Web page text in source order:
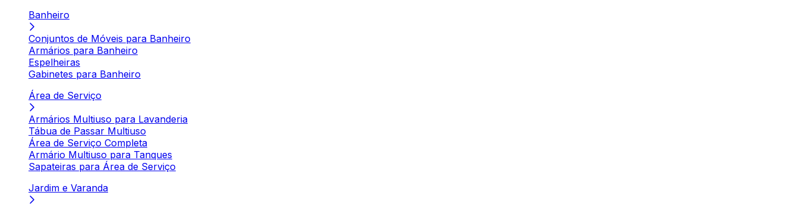
Banheiro
Conjuntos de Móveis para Banheiro
Armários para Banheiro
Espelheiras
Gabinetes para Banheiro
Área de Serviço
Armários Multiuso para Lavanderia
Tábua de Passar Multiuso
Área de Serviço Completa
Armário Multiuso para Tanques
Sapateiras para Área de Serviço
Jardim e Varanda